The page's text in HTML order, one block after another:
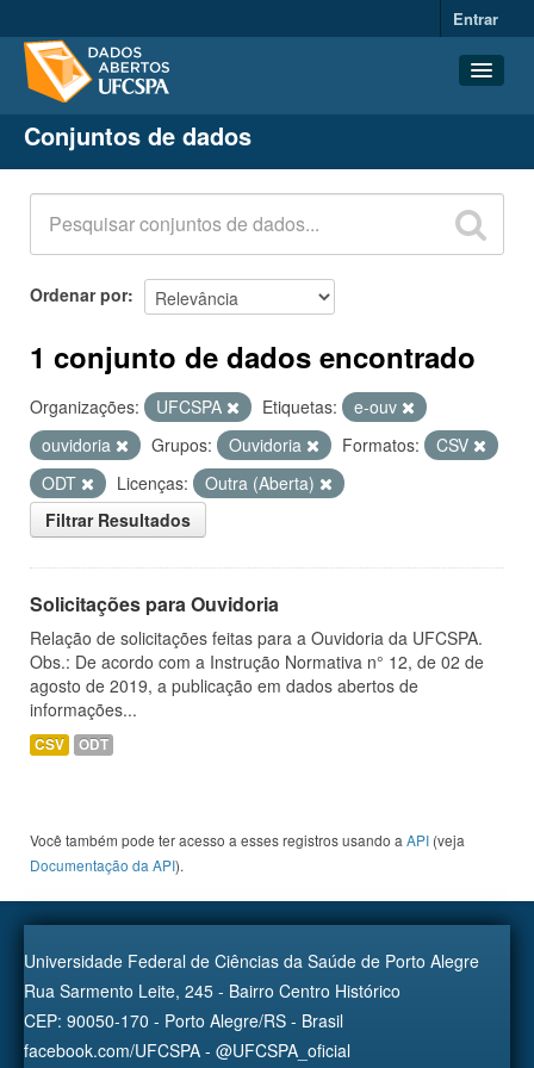
Entrar
Conjuntos de dados
Organizações
Grupos
Sobre
Conjuntos de dados
Ordenar por
1 conjunto de dados encontrado
Organizações: UFCSPA Etiquetas:
e-ouv
ouvidoria
Grupos: Ouvidoria Formatos:
CSV
ODT
Licenças:
Outra (Aberta)
Filtrar Resultados
Solicitações para Ouvidoria
Relação de solicitações feitas para a Ouvidoria da UFCSPA.
Obs.: De acordo com a Instrução Normativa n° 12, de 02 de
agosto de 2019, a publicação em dados abertos de
informações...
CSV ODT
Você também pode ter acesso a esses registros usando a API (veja
Documentação da API).
Universidade Federal de Ciências da Saúde de Porto Alegre
Rua Sarmento Leite, 245 - Bairro Centro Histórico
CEP: 90050-170 - Porto Alegre/RS - Brasil
facebook.com/UFCSPA - @UFCSPA_oficial